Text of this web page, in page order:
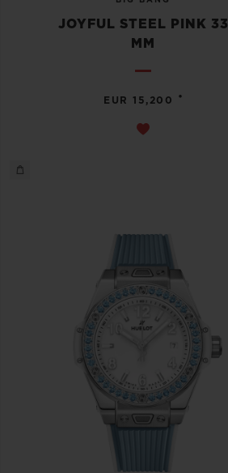
JOYFUL STEEL PINK 33
MM
EUR 15,200 •